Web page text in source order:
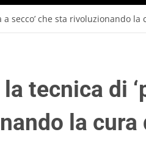
secco’ che sta rivoluzionando la
tecnica di
la cura